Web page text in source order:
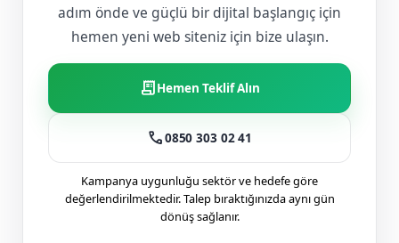
adım önde ve güçlü bir dijital başlangıç için
hemen yeni web siteniz için bize ulaşın.
receipt_longHemen Teklif Alın
call0850 303 02 41
Kampanya uygunluğu sektör ve hedefe göre
değerlendirilmektedir. Talep bıraktığınızda aynı gün
dönüş sağlanır.